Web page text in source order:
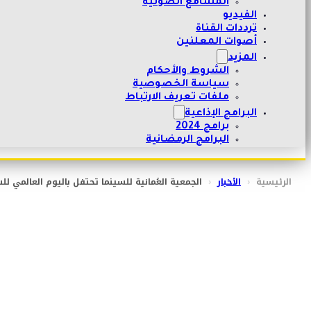
المسامع الصوتية
الفيديو
ترددات القناة
أصوات المعلنين
المزيد
الشروط والأحكام
سياسة الخصوصية
ملفات تعريف الارتباط
البرامج الإذاعية
برامج 2024
البرامج الرمضانية
الرئيسية ‹ الأخبار ‹ الجمعية العُمانية للسينما تحتفل باليوم العالمي